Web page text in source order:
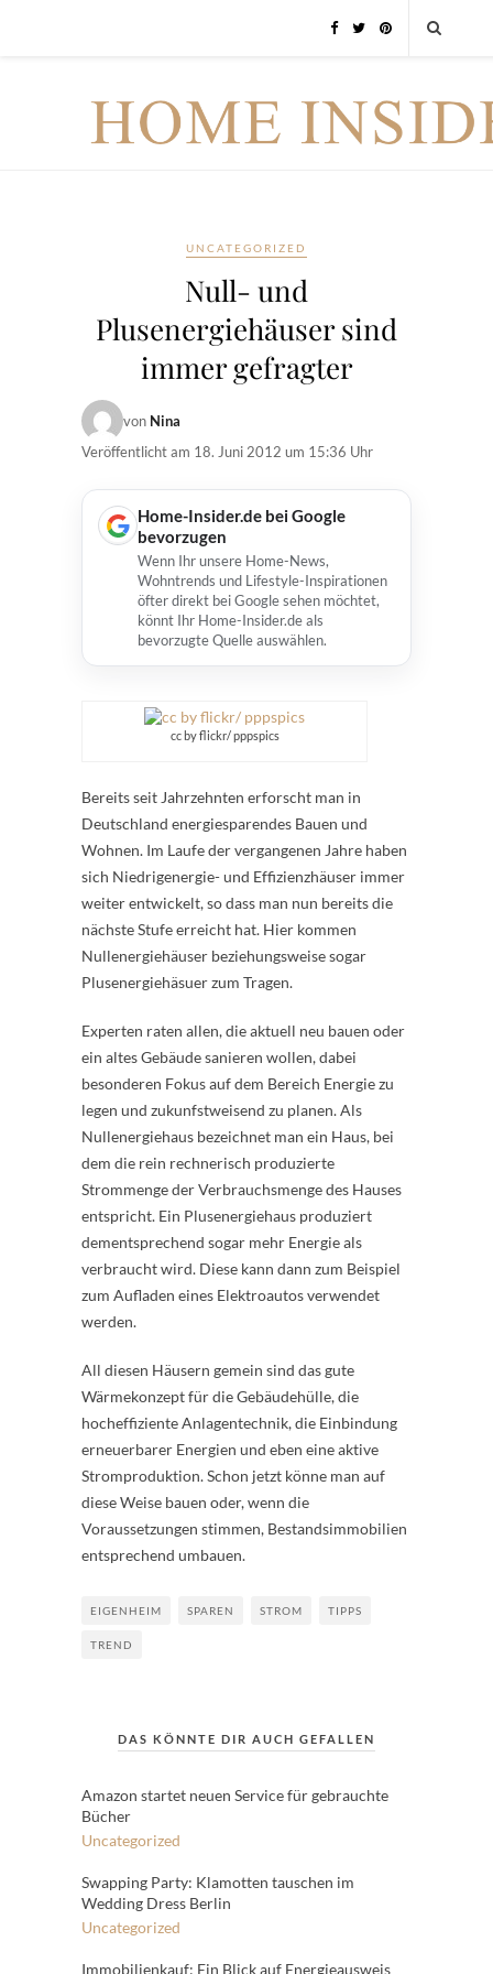
UNCATEGORIZED
Null- und
Plusenergiehäuser sind
immer gefragter
von Nina
Veröffentlicht am 18. Juni 2012 um 15:36 Uhr
Home-Insider.de bei Google
bevorzugen
Wenn Ihr unsere Home-News,
Wohntrends und Lifestyle-Inspirationen
öfter direkt bei Google sehen möchtet,
könnt Ihr Home-Insider.de als
bevorzugte Quelle auswählen.
cc by flickr/ pppspics
Bereits seit Jahrzehnten erforscht man in
Deutschland energiesparendes Bauen und
Wohnen. Im Laufe der vergangenen Jahre haben
sich Niedrigenergie- und Effizienzhäuser immer
weiter entwickelt, so dass man nun bereits die
nächste Stufe erreicht hat. Hier kommen
Nullenergiehäuser beziehungsweise sogar
Plusenergiehäsuer zum Tragen.
Experten raten allen, die aktuell neu bauen oder
ein altes Gebäude sanieren wollen, dabei
besonderen Fokus auf dem Bereich Energie zu
legen und zukunfstweisend zu planen. Als
Nullenergiehaus bezeichnet man ein Haus, bei
dem die rein rechnerisch produzierte
Strommenge der Verbrauchsmenge des Hauses
entspricht. Ein Plusenergiehaus produziert
dementsprechend sogar mehr Energie als
verbraucht wird. Diese kann dann zum Beispiel
zum Aufladen eines Elektroautos verwendet
werden.
All diesen Häusern gemein sind das gute
Wärmekonzept für die Gebäudehülle, die
hocheffiziente Anlagentechnik, die Einbindung
erneuerbarer Energien und eben eine aktive
Stromproduktion. Schon jetzt könne man auf
diese Weise bauen oder, wenn die
Voraussetzungen stimmen, Bestandsimmobilien
entsprechend umbauen.
EIGENHEIM SPAREN STROM TIPPS
TREND
DAS KÖNNTE DIR AUCH GEFALLEN
Amazon startet neuen Service für gebrauchte
Bücher
Uncategorized
Swapping Party: Klamotten tauschen im
Wedding Dress Berlin
Uncategorized
Immobilienkauf: Ein Blick auf Energieausweis